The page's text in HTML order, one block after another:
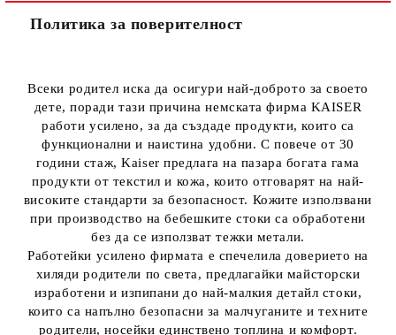
Политика за поверителност
Всеки родител иска да осигури най-доброто за своето
дете, поради тази причина немската фирма KAISER
работи усилено, за да създаде продукти, които са
функционални и наистина удобни. С повече от 30
години стаж, Kaiser предлага на пазара богата гама
продукти от текстил и кожа, които отговарят на най-
високите стандарти за безопасност. Кожите използвани
при производство на бебешките стоки са обработени
без да се използват тежки метали.
Работейки усилено фирмата е спечелила доверието на
хиляди родители по света, предлагайки майсторски
изработени и изпипани до най-малкия детайл стоки,
които са напълно безопасни за малчуганите и техните
родители, носейки единствено топлина и комфорт.